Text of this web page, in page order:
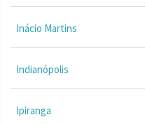
Inácio Martins
Indianópolis
Ipiranga